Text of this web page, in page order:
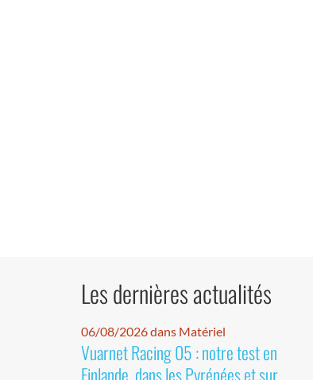
Les dernières actualités
06/08/2026 dans Matériel
Vuarnet Racing 05 : notre test en
Finlande, dans les Pyrénées et sur